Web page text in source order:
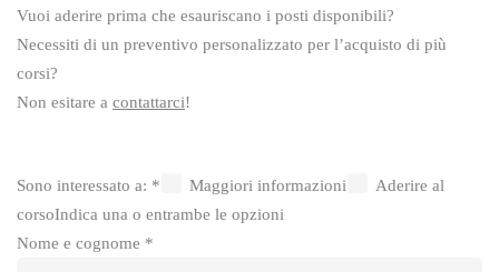
Vuoi aderire prima che esauriscano i posti disponibili?
Necessiti di un preventivo personalizzato per l’acquisto di più
corsi?
Non esitare a contattarci!
Sono interessato a: * Maggiori informazioni
Aderire al
corsoIndica una o entrambe le opzioni
Nome e cognome *